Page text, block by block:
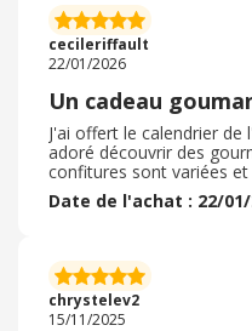
chaque année. J’adore
emballées
en fer. Ils ont également
individuel. Et tout cela
cecileriffault
22/01/2026
Un cadeau
J'ai offert le calendrier
adoré découvrir des
confitures sont variées
tester des saveurs avant
magasins. Attention,
calendrier également en
c'est un cadeau que je
pour ma maman.
Date de l'achat : 22/01/
chrystelev2
15/11/2025